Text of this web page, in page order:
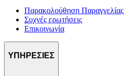
Παρακολούθηση Παραγγελίας
Συχνές ερωτήσεις
Επικοινωνία
ΥΠΗΡΕΣΙΕΣ